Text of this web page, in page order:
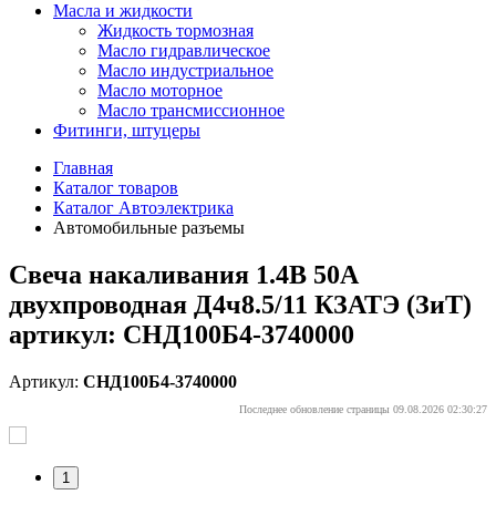
Масла и жидкости
Жидкость тормозная
Масло гидравлическое
Масло индустриальное
Масло моторное
Масло трансмиссионное
Фитинги, штуцеры
Главная
Каталог товаров
Каталог Автоэлектрика
Автомобильные разъемы
Свеча накаливания 1.4В 50А
двухпроводная Д4ч8.5/11 КЗАТЭ (ЗиТ)
артикул: СНД100Б4-3740000
Артикул: СНД100Б4-3740000
Последнее обновление страницы 09.08.2026 02:30:27
1